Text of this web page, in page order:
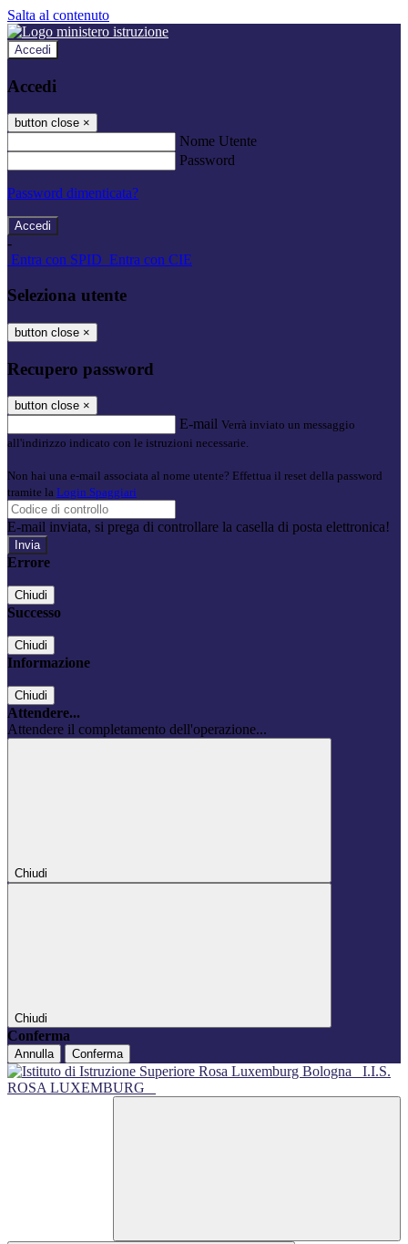
Salta al contenuto
Accedi
Accedi
button close ×
Nome Utente
Password
Password dimenticata?
-
Entra con SPID Entra con CIE
Seleziona utente
button close ×
Recupero password
button close ×
E-mail Verrà inviato un messaggio
all'indirizzo indicato con le istruzioni necessarie.
Non hai una e-mail associata al nome utente? Effettua il reset della password
tramite la Login Spaggiari
E-mail inviata, si prega di controllare la casella di posta elettronica!
Errore
Chiudi
Successo
Chiudi
Informazione
Chiudi
Attendere...
Attendere il completamento dell'operazione...
Chiudi
Chiudi
Conferma
Annulla Conferma
I.I.S.
ROSA LUXEMBURG